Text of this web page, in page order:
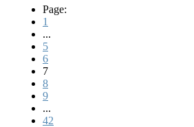
Page:
1
...
5
6
7
8
9
...
42